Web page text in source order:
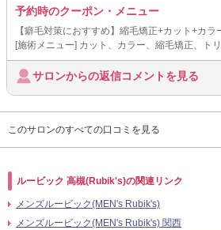
予約時のクーポン・メニュー
【癖毛対策におすすめ】縮毛矯正+カット+カ
[施術メニュー] カット、カラー、縮毛矯正、ト
サロンからの返信コメントを見る
このサロンのすべての口コミを見る
ルービック 高槻(Rubik's)の関連リンク
メンズルービック(MEN's Rubik's)
メンズルービック(MEN's Rubik's) 関西